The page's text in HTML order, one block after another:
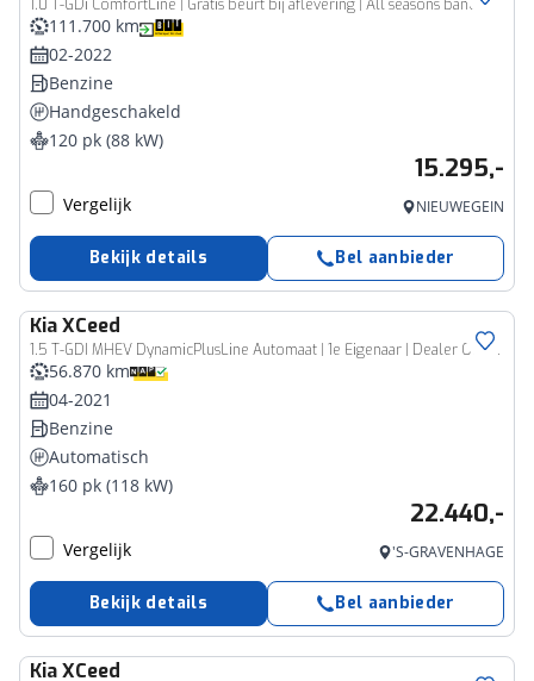
1.0 T-GDi ComfortLine | Gratis beurt bij aflevering | All seasons banden | Apple Carplay | Android Auto | Achteruitrijcamera | Climate control | Stoelverwarming | Stuurverwarming |
111.700 km
02-2022
Benzine
Handgeschakeld
120 pk (88 kW)
15.295,-
Vergelijk NIEUWEGEIN
Bekijk details Bel aanbieder
KiaXCeed
1.5 T-GDI MHEV DynamicPlusLine Automaat | 1e Eigenaar | Dealer Onderhouden | Camera | Stoel- & Stuurverwarming | Trekhaak | 2-Zone Climate Control | Navigatie | Fabrieksgarantie t/m 02-04-2028 +3x 1 jaar* | NAP
56.870 km
04-2021
Benzine
Automatisch
160 pk (118 kW)
22.440,-
Vergelijk 'S-GRAVENHAGE
Bekijk details Bel aanbieder
KiaXCeed